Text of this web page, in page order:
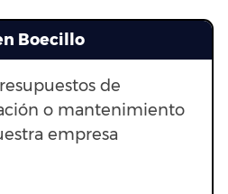
Boecillo
de
o mantenimiento
empresa